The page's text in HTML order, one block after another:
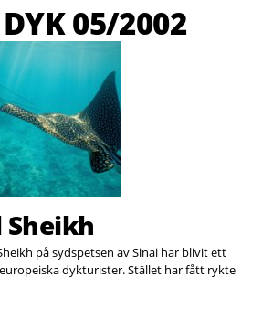
DYK 05/2002
Sheikh
på sydspetsen av Sinai har blivit ett
dykturister. Stället har fått rykte